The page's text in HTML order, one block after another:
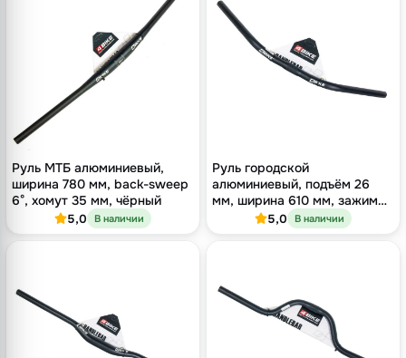
Руль МТБ алюминиевый,
ширина 780 мм, back-sweep
6°, хомут 35 мм, чёрный
5,0 В наличии
Руль городской
алюминиевый, подъём 26
мм, ширина 610 мм, зажим
25.4 мм, чёрный
5,0 В наличии